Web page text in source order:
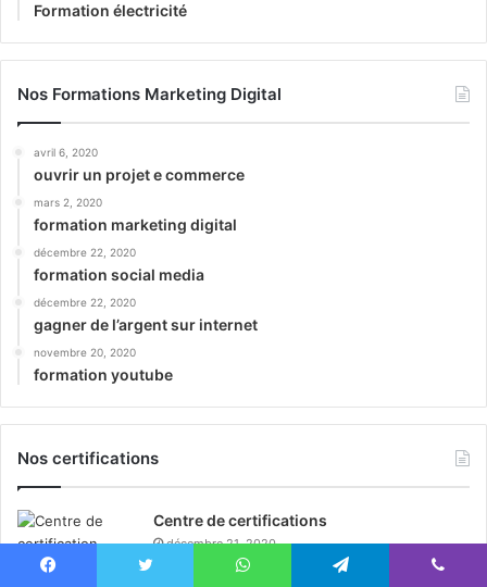
Formation électricité
Nos Formations Marketing Digital
avril 6, 2020
ouvrir un projet e commerce
mars 2, 2020
formation marketing digital
décembre 22, 2020
formation social media
décembre 22, 2020
gagner de l’argent sur internet
novembre 20, 2020
formation youtube
Nos certifications
Centre de certifications
décembre 21, 2020